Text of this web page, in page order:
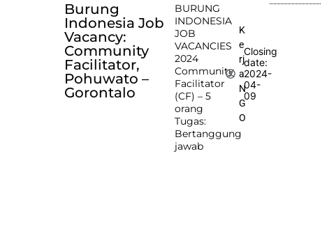
Burung
Indonesia Job
Vacancy:
Community
Facilitator,
Pohuwato –
Gorontalo
BURUNG
INDONESIA
JOB
VACANCIES
2024
Community
Facilitator
(CF) – 5
orang
Tugas:
Bertanggung
jawab
K
e
rj
a
N
G
O
Closing
date:
2024-
04-
09